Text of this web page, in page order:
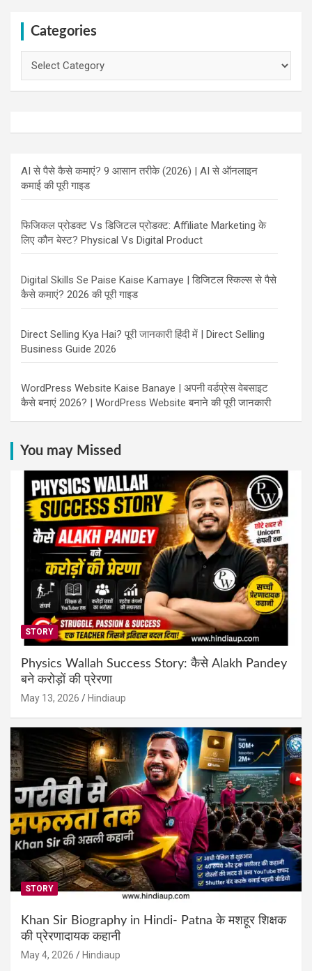
Categories
AI से पैसे कैसे कमाएं? 9 आसान तरीके (2026) | AI से ऑनलाइन
कमाई की पूरी गाइड
फिजिकल प्रोडक्ट Vs डिजिटल प्रोडक्ट: Affiliate Marketing के
लिए कौन बेस्ट? Physical Vs Digital Product
Digital Skills Se Paise Kaise Kamaye | डिजिटल स्किल्स से पैसे
कैसे कमाएं? 2026 की पूरी गाइड
Direct Selling Kya Hai? पूरी जानकारी हिंदी में | Direct Selling
Business Guide 2026
WordPress Website Kaise Banaye | अपनी वर्डप्रेस वेबसाइट
कैसे बनाएं 2026? | WordPress Website बनाने की पूरी जानकारी
You may Missed
STORY
Physics Wallah Success Story: कैसे Alakh Pandey
बने करोड़ों की प्रेरणा
May 13, 2026 Hindiaup
STORY
Khan Sir Biography in Hindi- Patna के मशहूर शिक्षक
की प्रेरणादायक कहानी
May 4, 2026 Hindiaup